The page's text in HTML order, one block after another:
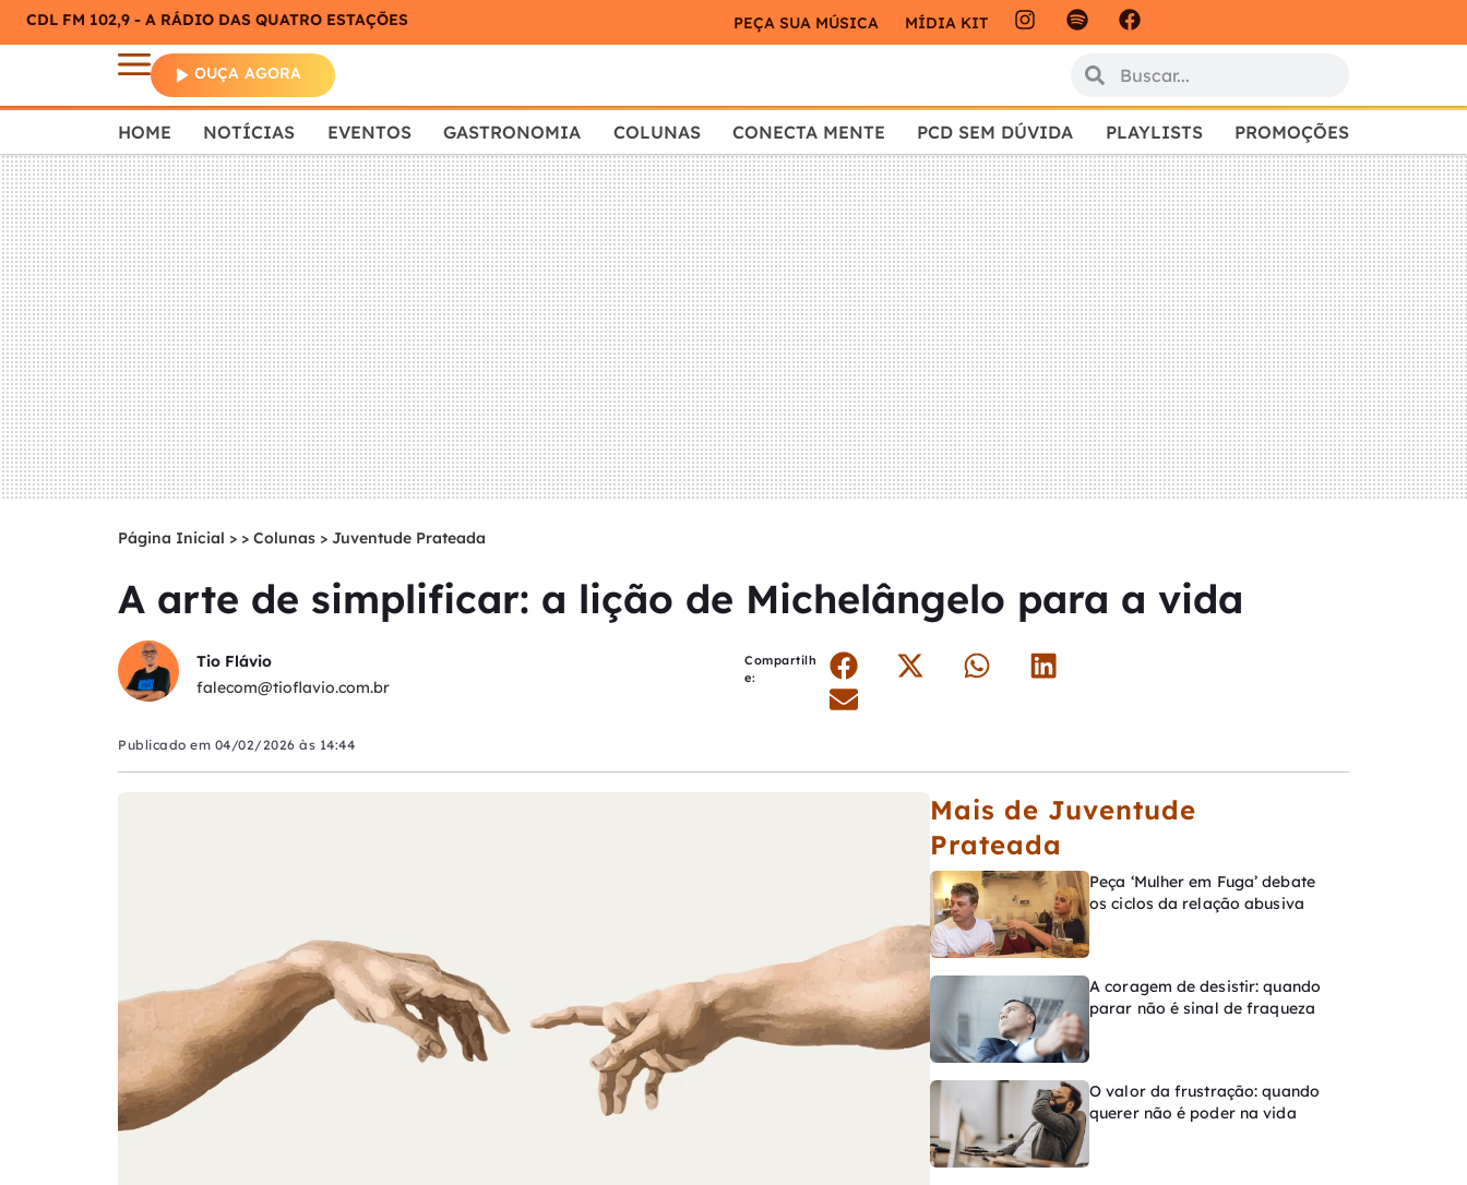
CDL FM 102,9 - A RÁDIO DAS QUATRO ESTAÇÕES PEÇA SUA MÚSICA MÍDIA KIT
OUÇA AGORA
HOME NOTÍCIAS EVENTOS GASTRONOMIA COLUNAS CONECTA MENTE PCD SEM DÚVIDA PLAYLISTS PROMOÇÕES
Página Inicial > Colunas > Juventude Prateada
A arte de simplificar: a lição de Michelângelo para a vida
Tio Flávio
falecom@tioflavio.com.br
Compartilh
e:
Publicado em 04/02/2026 às 14:44
Mais de Juventude
Prateada
Peça ‘Mulher em Fuga’ debate
os ciclos da relação abusiva
A coragem de desistir: quando
parar não é sinal de fraqueza
O valor da frustração: quando
querer não é poder na vida